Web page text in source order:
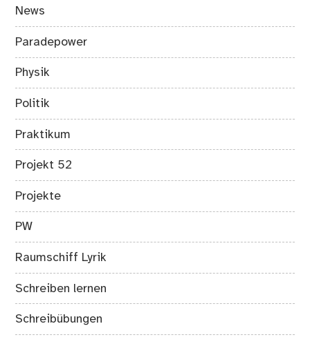
News
Paradepower
Physik
Politik
Praktikum
Projekt 52
Projekte
PW
Raumschiff Lyrik
Schreiben lernen
Schreibübungen